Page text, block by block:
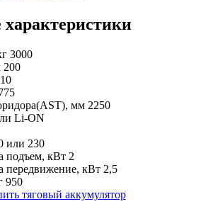
3000
200
мм 2250
Li-ON
или 230
подъем, кВт 2
передвижение, кВт 2,5
950
тяговый аккумулятор